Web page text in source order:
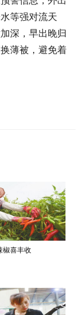
等强对流天
深，早出晚归
薄被，避免着
椒喜丰收